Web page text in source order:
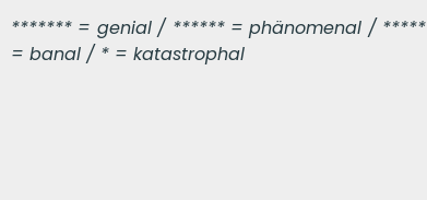
******* = genial / ****** = phänomenal /
= banal / * = katastrophal